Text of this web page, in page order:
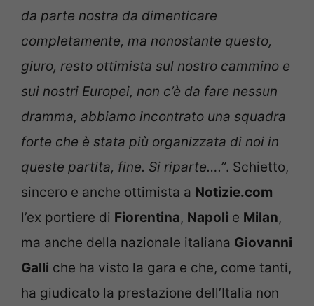
da parte nostra da dimenticare
completamente, ma nonostante questo,
giuro, resto ottimista sul nostro cammino e
sui nostri Europei, non c’è da fare nessun
dramma, abbiamo incontrato una squadra
forte che è stata più organizzata di noi in
queste partita, fine. Si riparte….”. Schietto,
sincero e anche ottimista a Notizie.com
l’ex portiere di Fiorentina, Napoli e Milan,
ma anche della nazionale italiana Giovanni
Galli che ha visto la gara e che, come tanti,
ha giudicato la prestazione dell’Italia non